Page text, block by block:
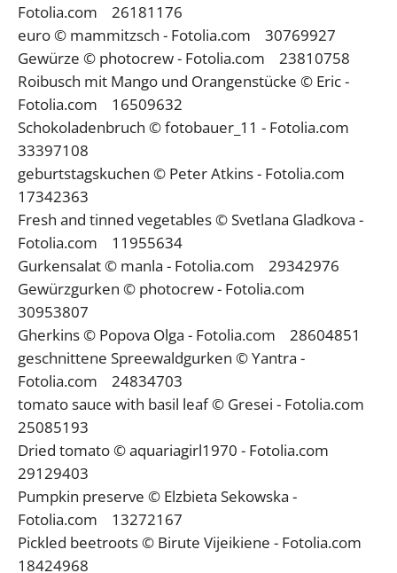
Fotolia.com 26181176
euro © mammitzsch - Fotolia.com 30769927
Gewürze © photocrew - Fotolia.com 23810758
Roibusch mit Mango und Orangenstücke © Eric -
Fotolia.com 16509632
Schokoladenbruch © fotobauer_11 - Fotolia.com
33397108
geburtstagskuchen © Peter Atkins - Fotolia.com
17342363
Fresh and tinned vegetables © Svetlana Gladkova -
Fotolia.com 11955634
Gurkensalat © manla - Fotolia.com 29342976
Gewürzgurken © photocrew - Fotolia.com
30953807
Gherkins © Popova Olga - Fotolia.com 28604851
geschnittene Spreewaldgurken © Yantra -
Fotolia.com 24834703
tomato sauce with basil leaf © Gresei - Fotolia.com
25085193
Dried tomato © aquariagirl1970 - Fotolia.com
29129403
Pumpkin preserve © Elzbieta Sekowska -
Fotolia.com 13272167
Pickled beetroots © Birute Vijeikiene - Fotolia.com
18424968